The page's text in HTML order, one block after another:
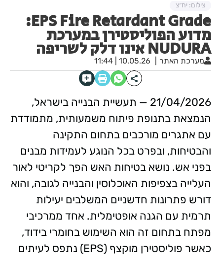
EPS Fire Retardant Grade:
מדוע הפוליסטירן במערכת
NUDURA אינו דלק לשריפה
מערכת האתר 10.05.26 | 11:44
צילום: יח״צ
21/04/2026 — תעשיית הבנייה בישראל,
הנמצאת בתנופת פיתוח משמעותית, מתמודדת
עם אתגרים מורכבים בתחום התקינה
והבטיחות, ובפרט בכל הנוגע לעמידות מבנים
בפני אש. נושא בטיחות האש הפך לקריטי לאור
העלייה בצפיפות האוכלוסין והבנייה לגובה, והוא
דורש פתרונות חדשניים המשלבים יעילות
תרמית עם הגנה אופטימלית. אחד ממרכיבי
מפתח בתחום זה הוא השימוש בחומרי בידוד,
כאשר פוליסטירן מוקצף (EPS) נתפס לעיתים